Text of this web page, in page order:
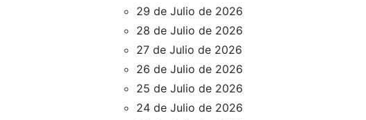
29 de Julio de 2026
28 de Julio de 2026
27 de Julio de 2026
26 de Julio de 2026
25 de Julio de 2026
24 de Julio de 2026